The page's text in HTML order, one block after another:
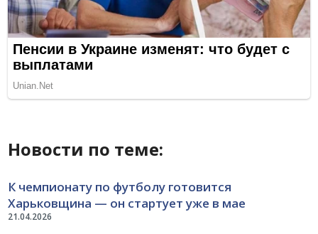
Новости по теме:
21.04.2026
К чемпионату по футболу готовится
Харьковщина — он стартует уже в мае